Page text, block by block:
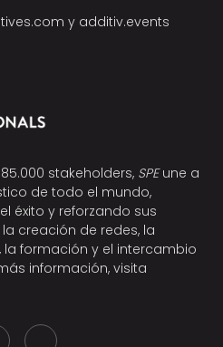
y additiv.events
stakeholders, SPEune a
de todo el mundo,
éxito y reforzando sus
creación de redes, la
formación y el intercambio
información, visita